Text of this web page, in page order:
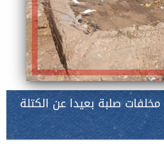
صلبة بعيدا عن الكتلة